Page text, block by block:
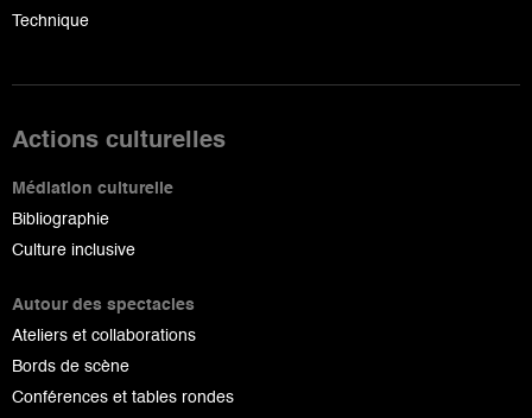
Technique
Actions culturelles
Médiation culturelle
Bibliographie
Culture inclusive
Autour des spectacles
Ateliers et collaborations
Bords de scène
Conférences et tables rondes